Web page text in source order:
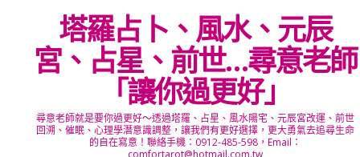
塔羅占卜、風水、元辰
宮、占星、前世…尋意老師
「讓你過更好」
尋意老師就是要你過更好～透過塔羅、占星、風水陽宅、元辰宮改運、前世
回溯、催眠、心理學潛意識調整，讓我們有更好選擇，更大勇氣去追尋生命
的自在寫意！聯絡手機：0912-485-598，Email：
comfortarot@hotmail.com.tw